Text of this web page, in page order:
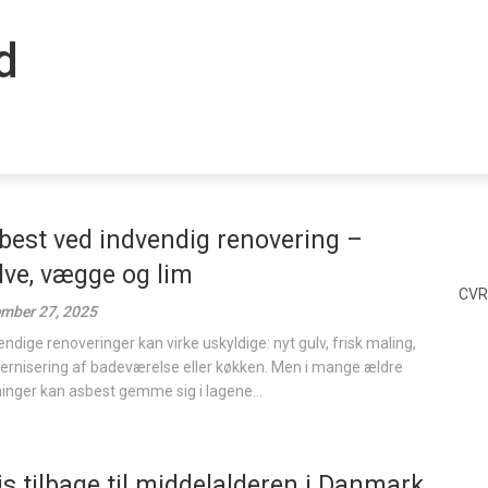
ved indvendig renovering –
vægge og lim
27, 2025
renoveringer kan virke uskyldige: nyt gulv, frisk maling,
af badeværelse eller køkken. Men i mange ældre
kan asbest gemme sig i lagene...
CVR